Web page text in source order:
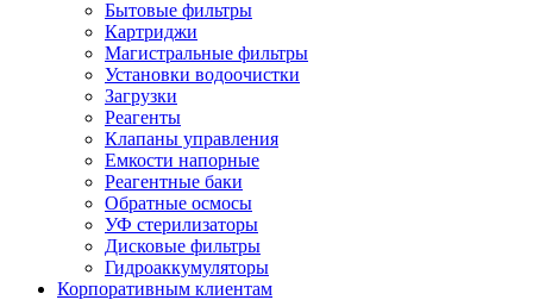
Бытовые фильтры
Картриджи
Магистральные фильтры
Установки водоочистки
Загрузки
Реагенты
Клапаны управления
Емкости напорные
Реагентные баки
Обратные осмосы
УФ стерилизаторы
Дисковые фильтры
Гидроаккумуляторы
Корпоративным клиентам